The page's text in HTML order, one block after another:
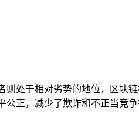
处于相对劣势的地位，区块
正，减少了欺诈和不正当竞争